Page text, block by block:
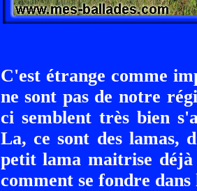
C'est étrange comme
ne sont pas de notre
ci semblent très bien
La, ce sont des lamas,
petit lama maitrise
comment se fondre dans